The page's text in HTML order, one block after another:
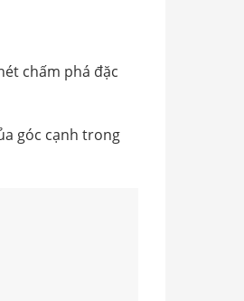
chấm phá đặc
góc cạnh trong